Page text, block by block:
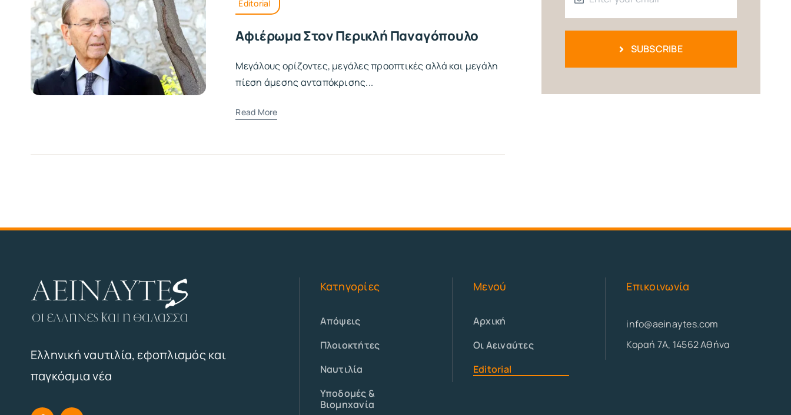
Editorial
Αφιέρωμα Στον Περικλή Παναγόπουλο
Μεγάλους ορίζοντες, μεγάλες προοπτικές αλλά και μεγάλη
πίεση άμεσης ανταπόκρισης...
Read More
SUBSCRIBE
Ελληνική ναυτιλία, εφοπλισμός και
παγκόσμια νέα
Κατηγορίες
Απόψεις
Πλοιοκτήτες
Ναυτιλία
Υποδομές &
Βιομηχανία
Μενού
Αρχική
Οι Αειναύτες
Editorial
Επικοινωνία
info@aeinaytes.com
Κοραή 7Α, 14562 Αθήνα